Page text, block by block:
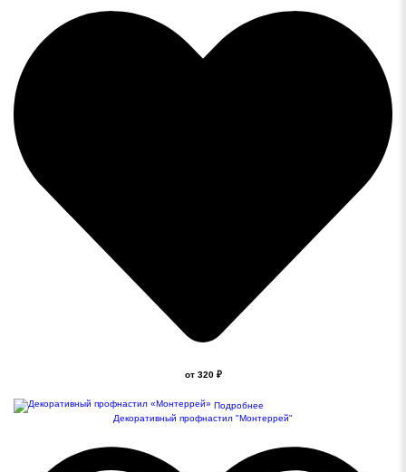
от 320 ₽
Подробнее
Декоративный профнастил "Монтеррей"